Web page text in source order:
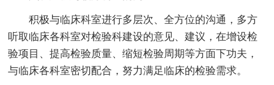
积极与临床科室进行多层次、全方位的沟通，多方
听取临床各科室对检验科建设的意见、建议，在增设检
验项目、提高检验质量、缩短检验周期等方面下功夫，
与临床各科室密切配合，努力满足临床的检验需求。